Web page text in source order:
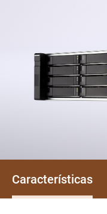
Características